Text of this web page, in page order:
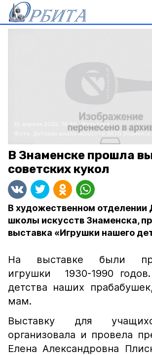
10 апреля 2022, 14:46
Культура
Детская школа искусств ЗАТО Знаменск
В Знаменске прошла
советских кукол
В художественном отделении
школы искусств Знаменска,
выставка «Игрушки нашего
На выставке были
игрушки 1930-1990
детства наших
мам.
Выставку для
организовала и провела
Елена Александровна